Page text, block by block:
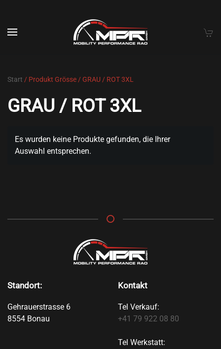
Skip to main content
Start / Produkt Grösse / GRAU / ROT 3XL
GRAU / ROT 3XL
Es wurden keine Produkte gefunden, die Ihrer
Auswahl entsprechen.
Standort:
Gehrauerstrasse 6
8554 Bonau
Kontakt
Tel Verkauf:
+41 79 922 08 80
Tel Werkstatt: